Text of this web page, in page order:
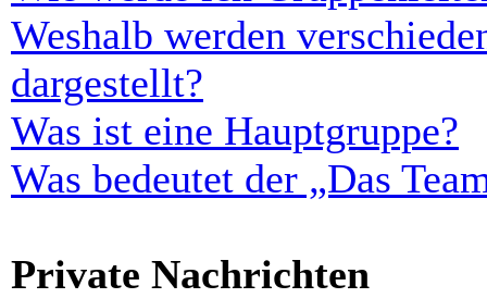
Weshalb werden
dargestellt?
Was ist eine Hauptgruppe?
Was bedeutet der „Das
Private Nachrichten